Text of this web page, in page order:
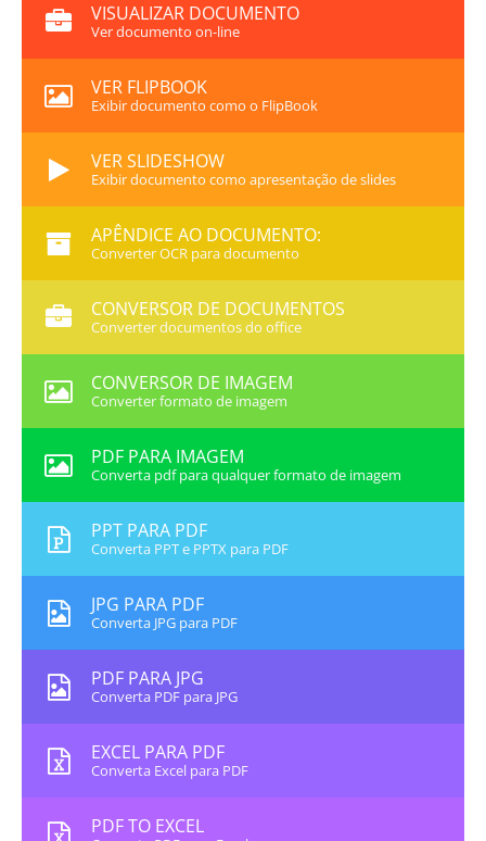
VISUALIZAR DOCUMENTO
Ver documento on-line
VER FLIPBOOK
Exibir documento como o FlipBook
VER SLIDESHOW
Exibir documento como apresentação de slides
APÊNDICE AO DOCUMENTO:
Converter OCR para documento
CONVERSOR DE DOCUMENTOS
Converter documentos do office
CONVERSOR DE IMAGEM
Converter formato de imagem
PDF PARA IMAGEM
Converta pdf para qualquer formato de imagem
PPT PARA PDF
Converta PPT e PPTX para PDF
JPG PARA PDF
Converta JPG para PDF
PDF PARA JPG
Converta PDF para JPG
EXCEL PARA PDF
Converta Excel para PDF
PDF TO EXCEL